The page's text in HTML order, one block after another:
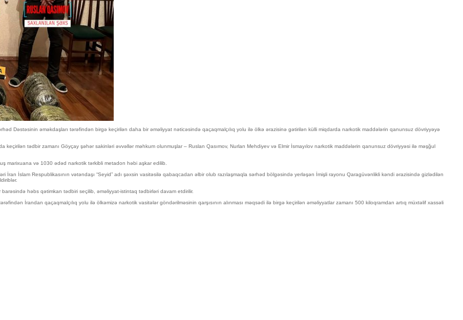
Dəstəsinin əməkdaşları tərəfindən birgə keçirilən daha bir əməliyyat nəticəsində qaçaqmalçılıq yolu ilə ölkə ərazisinə gətirilən külli miqdarda narkotik maddələrin qanunsuz dövriyyəyə
keçirilən tədbir zamanı Göyçay şəhər sakinləri əvvəllər məhkum olunmuşlar – Ruslan Qasımov, Nurlan Mehdiyev və Elmir İsmayılov narkotik maddələrin qanunsuz dövriyyəsi ilə məşğul
marixuana və 1030 ədəd narkotik tərkibli metadon həbi aşkar edilib.
İran İslam Respublikasının vətəndaşı “Seyid” adı şəxsin vasitəsilə qabaqcadan əlbir olub razılaşmaqla sərhəd bölgəsində yerləşən İmişli rayonu Qaragüvənlikli kəndi ərazisində gizlədilən
həbs qətimkan tədbiri seçilib, əməliyyat-istintaq tədbirləri davam etdirilir.
İrandan qaçaqmalçılıq yolu ilə ölkəmizə narkotik vasitələr göndərilməsinin qarşısının alınması məqsədi ilə birgə keçirilən əməliyyatlar zamanı 500 kiloqramdan artıq müxtəlif xassəli